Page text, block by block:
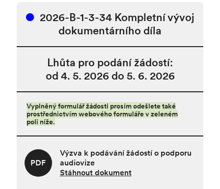
2026-B-1-3-34 Kompletní vývoj
dokumentárního díla
Lhůta pro podání žádostí:
od 4. 5. 2026 do 5. 6. 2026
Vyplněný formulář žádosti prosím odešlete také
prostřednictvím webového formuláře v zeleném
poli níže.
Výzva k podávání žádostí o podporu
audiovize
Stáhnout dokument
PDF